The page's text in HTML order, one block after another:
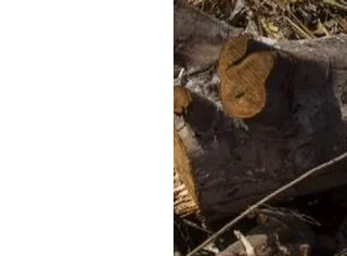
Aunque
muchas
noticias
El
como ‘
entre